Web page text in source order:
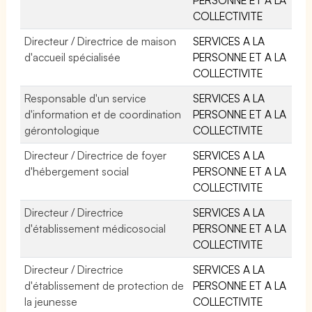
COLLECTIVITE
Directeur / Directrice de maison
d'accueil spécialisée
SERVICES A LA
PERSONNE ET A LA
COLLECTIVITE
Responsable d'un service
d'information et de coordination
gérontologique
SERVICES A LA
PERSONNE ET A LA
COLLECTIVITE
Directeur / Directrice de foyer
d'hébergement social
SERVICES A LA
PERSONNE ET A LA
COLLECTIVITE
Directeur / Directrice
d'établissement médicosocial
SERVICES A LA
PERSONNE ET A LA
COLLECTIVITE
Directeur / Directrice
d'établissement de protection de
la jeunesse
SERVICES A LA
PERSONNE ET A LA
COLLECTIVITE